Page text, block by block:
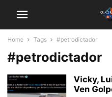
Home Tags #petrodictador
#petrodictador
Vicky,
Ven